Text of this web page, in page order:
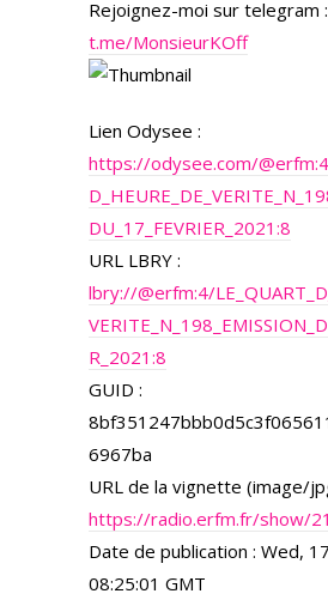
Rejoignez-moi sur telegram :
t.me/MonsieurKOff
Lien Odysee :
https://odysee.com/@erfm:4/
DU_17_FEVRIER_2021:8
URL LBRY :
lbry://@erfm:4/
R_2021:8
GUID :
6967ba
URL de la vignette (image/
https://radio.erfm.fr/show/
Date de publication : Wed,
08:25:01 GMT